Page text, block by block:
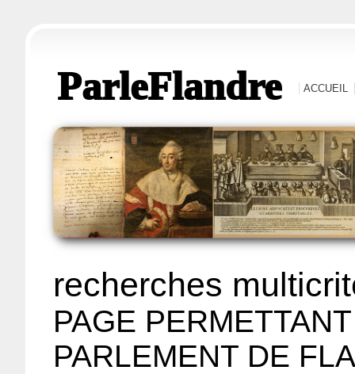
ParleFlandre ACCUEIL
recherches
PAGE
PARLEMENT DE